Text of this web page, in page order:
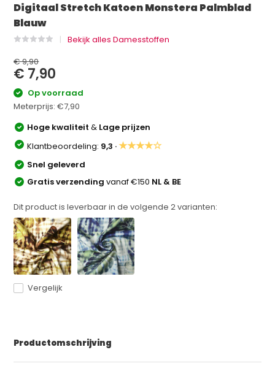
Digitaal Stretch Katoen Monstera Palmblad
Blauw
Bekijk alles Damesstoffen
€ 9,90
€ 7,90
Op voorraad
Meterprijs:€7,90
Hoge kwaliteit& Lage prijzen
Klantbeoordeling: 9,3 ·★★★★☆
Snel geleverd
Gratis verzendingvanaf €150 NL & BE
Dit product is leverbaar in de volgende2varianten:
Vergelijk
Productomschrijving